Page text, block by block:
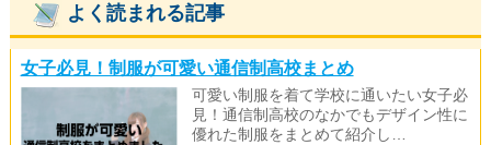
よく読まれる記事
女子必見！制服が可愛い通信制高校まとめ
可愛い制服を着て学校に通いたい女子必
見！通信制高校のなかでもデザイン性に
優れた制服をまとめて紹介し…